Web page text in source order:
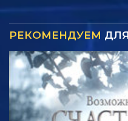
РЕКОМЕНДУЕМ